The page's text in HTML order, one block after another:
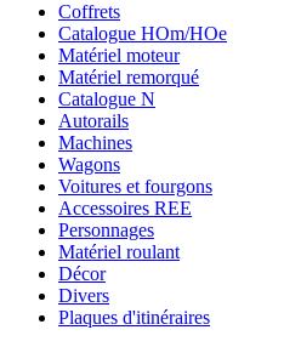
Coffrets
Catalogue HOm/HOe
Matériel moteur
Matériel remorqué
Catalogue N
Autorails
Machines
Wagons
Voitures et fourgons
Accessoires REE
Personnages
Matériel roulant
Décor
Divers
Plaques d'itinéraires